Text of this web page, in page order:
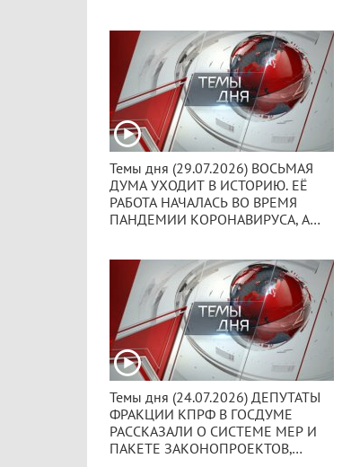
Темы дня (29.07.2026) ВОСЬМАЯ
ДУМА УХОДИТ В ИСТОРИЮ. ЕЁ
РАБОТА НАЧАЛАСЬ ВО ВРЕМЯ
ПАНДЕМИИ КОРОНАВИРУСА, А
ОПЕРАЦИИ.
Темы дня (24.07.2026) ДЕПУТАТЫ
ФРАКЦИИ КПРФ В ГОСДУМЕ
РАССКАЗАЛИ О СИСТЕМЕ МЕР И
ПАКЕТЕ ЗАКОНОПРОЕКТОВ,